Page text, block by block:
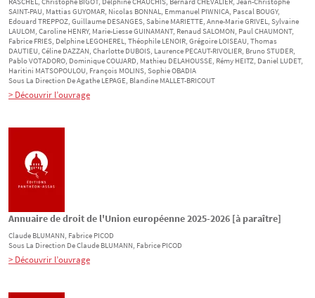
SAINT-PAU, MattiasGUYOMAR, Nicolas BONNAL, Emmanuel PIWNICA, Pascal BOUGY,
EdouardTREPPOZ, Guillaume DESANGES, Sabine MARIETTE, Anne-MarieGRIVEL, Sylvaine
LAULOM, Caroline HENRY, Marie-LiesseGUINAMANT, RenaudSALOMON, PaulCHAUMONT,
Fabrice FRIES, Delphine LEGOHEREL, Théophile LENOIR, Grégoire LOISEAU, Thomas
DAUTIEU, Céline DAZZAN, Charlotte DUBOIS, Laurence PECAUT-RIVOLIER, BrunoSTUDER,
PabloVOTADORO, DominiqueCOUJARD, Mathieu DELAHOUSSE, Rémy HEITZ, Daniel LUDET,
Haritini MATSOPOULOU, François MOLINS, SophieOBADIA
Sous La Direction DeAgathe LEPAGE, Blandine MALLET-BRICOUT
> Découvrir l’ouvrage
Annuaire de droit de l'Union européenne 2025-2026 [à paraître]
Claude BLUMANN, Fabrice PICOD
Sous La Direction DeClaude BLUMANN, Fabrice PICOD
> Découvrir l’ouvrage